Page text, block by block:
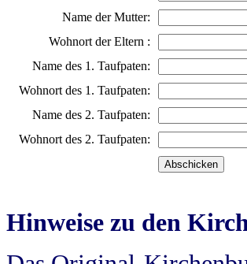
Name der Mutter:
Wohnort der Eltern :
Name des 1. Taufpaten:
Wohnort des 1. Taufpaten:
Name des 2. Taufpaten:
Wohnort des 2. Taufpaten:
Hinweise zu den